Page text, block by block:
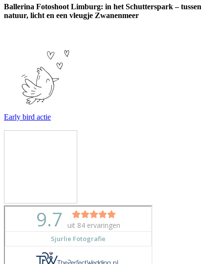
Ballerina Fotoshoot Limburg: in het Schutterspark – tussen
natuur, licht en een vleugje Zwanenmeer
Early bird actie